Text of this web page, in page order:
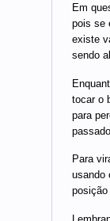
Em
pois se
existe
sendo
tocar o
para
Para
usando